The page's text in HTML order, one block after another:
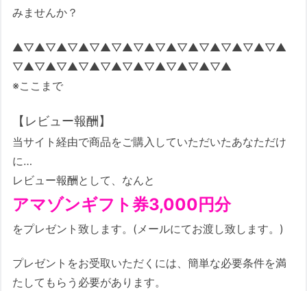
みませんか？
▲▽▲▽▲▽▲▽▲▽▲▽▲▽▲▽▲▽▲▽▲▽▲▽▲
▽▲▽▲▽▲▽▲▽▲▽▲▽▲▽▲▽▲▽▲
※ここまで
【レビュー報酬】
当サイト経由で商品をご購入していただいたあなただけ
に…
レビュー報酬として、なんと
アマゾンギフト券3,000円分
をプレゼント致します。(メールにてお渡し致します。)
プレゼントをお受取いただくには、簡単な必要条件を満
たしてもらう必要があります。